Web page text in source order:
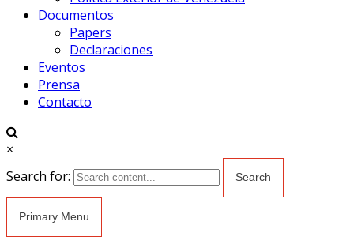
Documentos
Papers
Declaraciones
Eventos
Prensa
Contacto
×
Search for:
Primary Menu